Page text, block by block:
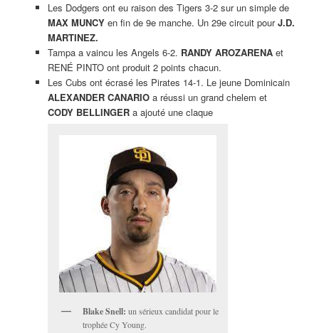
Les Dodgers ont eu raison des Tigers 3-2 sur un simple de
MAX MUNCYen fin de 9e manche. Un 29e circuit pourJ.D.
MARTINEZ.
Tampa a vaincu les Angels 6-2. RANDY AROZARENAet
RENÉ PINTO ont produit 2 points chacun.
Les Cubs ont écrasé les Pirates 14-1. Le jeune Dominicain
ALEXANDER CANARIOa réussi un grand chelem et
CODY BELLINGERa ajouté une claque
Blake Snell: un sérieux candidat pour le
trophée Cy Young.